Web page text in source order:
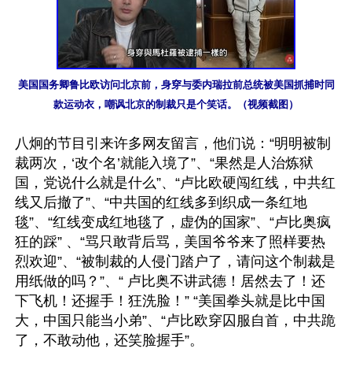
美国国务卿鲁比欧访问北京前，身穿与委内瑞拉前总统被美国抓捕时同
款运动衣，嘲讽北京的制裁只是个笑话。（视频截图）
八炯的节目引来许多网友留言，他们说：“明明被制
裁两次，‘改个名’就能入境了”、“果然是人治炼狱
国，党说什么就是什么”、“卢比欧硬闯红线，中共红
线又后撤了”、“中共国的红线多到织成一条红地
毯”、“红线变成红地毯了，虚伪的国家”、“卢比奥疯
狂的踩” 、“骂只敢背后骂，美国爷爷来了照样要热
烈欢迎”、“被制裁的人侵门踏户了，请问这个制裁是
用纸做的吗？”、“ 卢比奥不讲武德！居然去了！还
下飞机！还握手！狂洗脸！” “美国拳头就是比中国
大，中国只能当小弟”、“卢比欧穿囚服自首，中共跪
了，不敢动他，还笑脸握手”。